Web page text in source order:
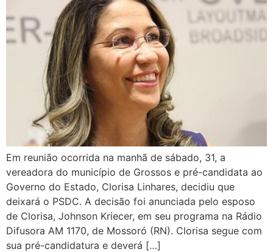
Em reunião ocorrida na manhã de sábado, 31, a
vereadora do município de Grossos e pré-candidata ao
Governo do Estado, Clorisa Linhares, decidiu que
deixará o PSDC. A decisão foi anunciada pelo esposo
de Clorisa, Johnson Kriecer, em seu programa na Rádio
Difusora AM 1170, de Mossoró (RN). Clorisa segue com
sua pré-candidatura e deverá […]